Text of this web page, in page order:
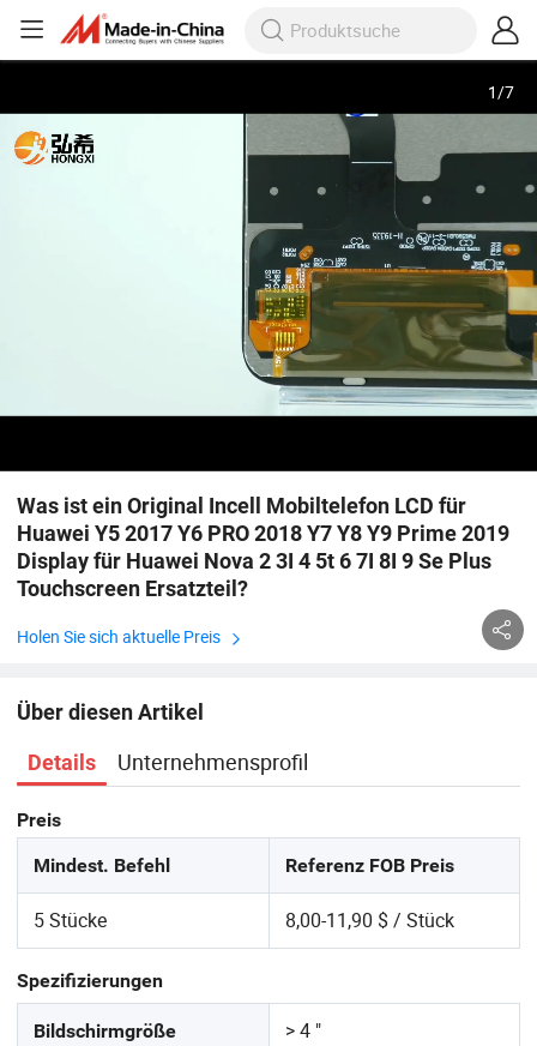
1/7
Was ist ein Original Incell Mobiltelefon LCD für
Huawei Y5 2017 Y6 PRO 2018 Y7 Y8 Y9 Prime 2019
Display für Huawei Nova 2 3I 4 5t 6 7I 8I 9 Se Plus
Touchscreen Ersatzteil?
Holen Sie sich aktuelle Preis
Über diesen Artikel
Details Unternehmensprofil
Preis
Mindest. Befehl Referenz FOB Preis
5 Stücke 8,00-11,90 $ / Stück
Spezifizierungen
Bildschirmgröße > 4 "